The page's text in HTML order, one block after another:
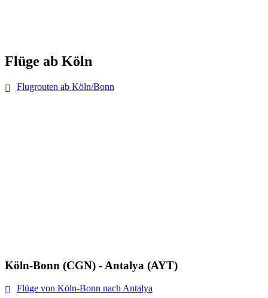
Flüge ab Köln
Flugrouten ab Köln/Bonn
Köln-Bonn (CGN) - Antalya (AYT)
Flüge von Köln-Bonn nach Antalya